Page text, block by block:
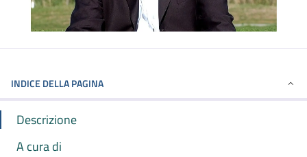
INDICE DELLA PAGINA
Descrizione
A cura di